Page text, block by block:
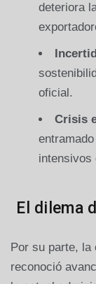
deteriora
oficial.
Crisis
intensivos
El dilema
Por su parte, la
reconoció